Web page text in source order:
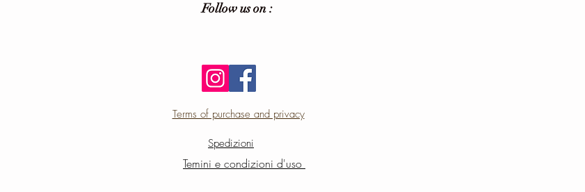
Follow us on :
Terms of purchase and privacy
Spedizioni
Temini e condizioni d'uso